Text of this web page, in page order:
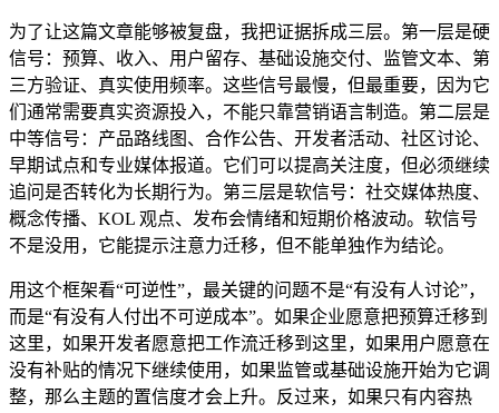
为了让这篇文章能够被复盘，我把证据拆成三层。第一层是硬
信号：预算、收入、用户留存、基础设施交付、监管文本、第
三方验证、真实使用频率。这些信号最慢，但最重要，因为它
们通常需要真实资源投入，不能只靠营销语言制造。第二层是
中等信号：产品路线图、合作公告、开发者活动、社区讨论、
早期试点和专业媒体报道。它们可以提高关注度，但必须继续
追问是否转化为长期行为。第三层是软信号：社交媒体热度、
概念传播、KOL 观点、发布会情绪和短期价格波动。软信号
不是没用，它能提示注意力迁移，但不能单独作为结论。
用这个框架看“可逆性”，最关键的问题不是“有没有人讨论”，
而是“有没有人付出不可逆成本”。如果企业愿意把预算迁移到
这里，如果开发者愿意把工作流迁移到这里，如果用户愿意在
没有补贴的情况下继续使用，如果监管或基础设施开始为它调
整，那么主题的置信度才会上升。反过来，如果只有内容热